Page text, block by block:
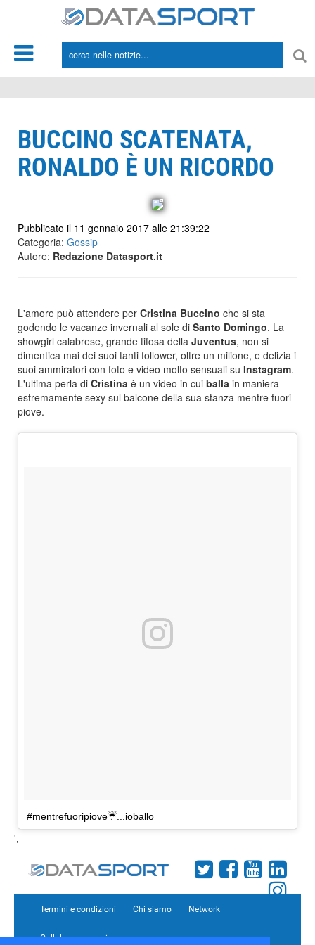
BUCCINO SCATENATA,
RONALDO È UN RICORDO
Pubblicato il 11 gennaio 2017 alle 21:39:22
Categoria: Gossip
Autore: Redazione Datasport.it
L'amore può attendere per Cristina Buccino che si sta
godendo le vacanze invernali al sole di Santo Domingo. La
showgirl calabrese, grande tifosa della Juventus, non si
dimentica mai dei suoi tanti follower, oltre un milione, e delizia i
suoi ammiratori con foto e video molto sensuali su Instagram.
L'ultima perla di Cristina è un video in cui balla in maniera
estremamente sexy sul balcone della sua stanza mentre fuori
piove.
#mentrefuoripiove☔️...ioballo
';
Termini e condizioni Chi siamo Network
Collabora con noi